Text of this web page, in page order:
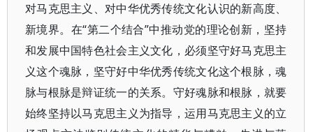
对马克思主义、对中华优秀传统文化认识的新高度、
新境界。在“第二个结合”中推动党的理论创新，坚持
和发展中国特色社会主义文化，必须坚守好马克思主
义这个魂脉，坚守好中华优秀传统文化这个根脉，魂
脉与根脉是辩证统一的关系。守好魂脉和根脉，就要
始终坚持以马克思主义为指导，运用马克思主义的立